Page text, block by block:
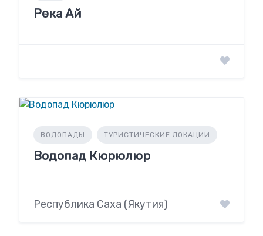
Река Ай
ВОДОПАДЫ ТУРИСТИЧЕСКИЕ ЛОКАЦИИ
Водопад Кюрюлюр
Республика Саха (Якутия)